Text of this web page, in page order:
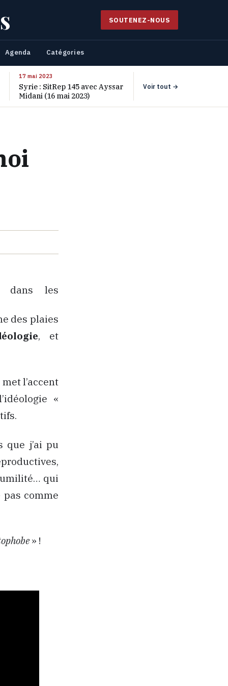
SOUTENEZ-NOUS
Agenda Catégories
17 mai 2023
Syrie : SitRep 145 avec Ayssar
Midani (16 mai 2023)
Voir tout →
dans les
des plaies
, et
l’accent
«
que j’ai pu
qui
comme
» !